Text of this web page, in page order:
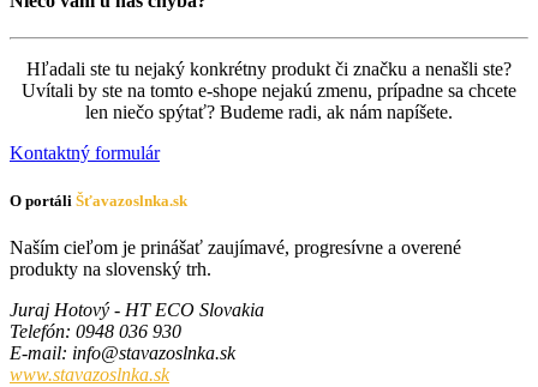
Hľadali ste tu nejaký konkrétny produkt či značku a nenašli ste?
Uvítali by ste na tomto e-shope nejakú zmenu, prípadne sa chcete
len niečo spýtať? Budeme radi, ak nám napíšete.
Kontaktný formulár
O portáli Šťavazoslnka.sk
Naším cieľom je prinášať zaujímavé, progresívne a overené
produkty na slovenský trh.
Juraj Hotový - HT ECO Slovakia
Telefón: 0948 036 930
E-mail: ks.aknlsozavats@ofni
www.stavazoslnka.sk